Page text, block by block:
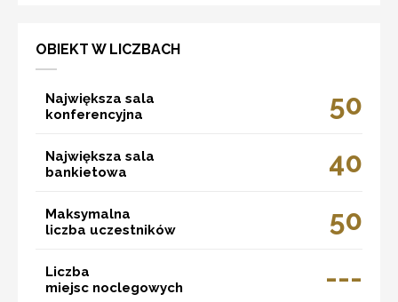
OBIEKT W LICZBACH
Największa sala
konferencyjna
50
Największa sala
bankietowa
40
Maksymalna
liczba uczestników
50
Liczba
miejsc noclegowych
---